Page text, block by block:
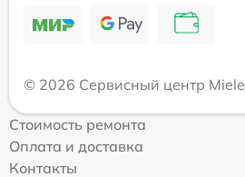
© 2026 Сервисный центр Miele
Стоимость ремонта
Оплата и доставка
Контакты